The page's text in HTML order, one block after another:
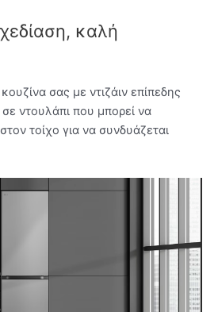
καλή
σας με ντιζάιν επίπεδης
ντουλάπι που μπορεί να
τοίχο για να συνδυάζεται